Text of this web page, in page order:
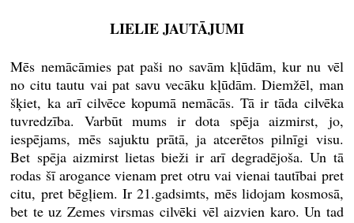
LIELIE JAUTĀJUMI
Mēs nemācāmies pat paši no savām kļūdām, kur nu vēl
no citu tautu vai pat savu vecāku kļūdām. Diemžēl, man
šķiet, ka arī cilvēce kopumā nemācās. Tā ir tāda cilvēka
tuvredzība. Varbūt mums ir dota spēja aizmirst, jo,
iespējams, mēs sajuktu prātā, ja atcerētos pilnīgi visu.
Bet spēja aizmirst lietas bieži ir arī degradējoša. Un tā
rodas šī arogance vienam pret otru vai vienai tautībai pret
citu, pret bēgļiem. Ir 21.gadsimts, mēs lidojam kosmosā,
bet te uz Zemes virsmas cilvēki vēl aizvien karo. Un tad